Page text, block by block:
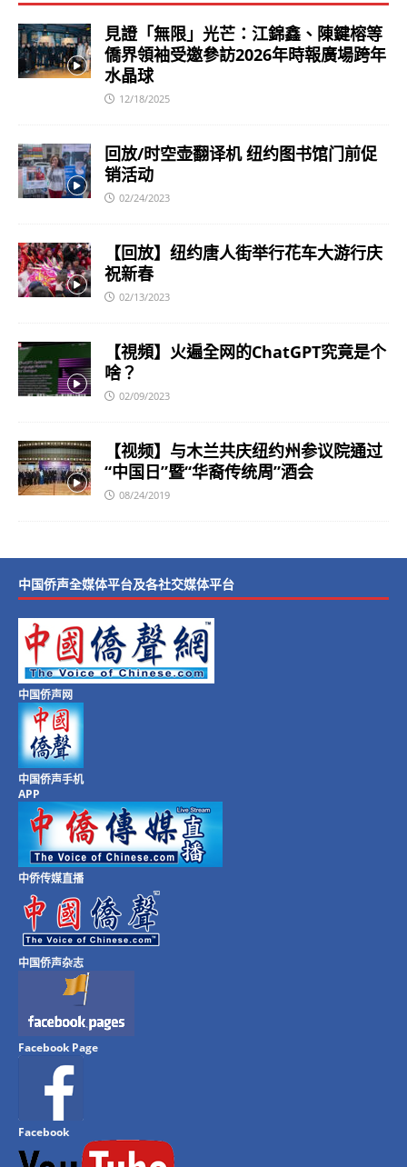
見證「無限」光芒：江錦鑫、陳鍵榕等
僑界領袖受邀參訪2026年時報廣場跨年
水晶球
12/18/2025
回放/时空壶翻译机 纽约图书馆门前促
销活动
02/24/2023
【回放】纽约唐人街举行花车大游行庆
祝新春
02/13/2023
【視頻】火遍全网的ChatGPT究竟是个
啥？
02/09/2023
【视频】与木兰共庆纽约州参议院通过
“中国日”暨“华裔传统周”酒会
08/24/2019
中国侨声全媒体平台及各社交媒体平台
中国侨声网
中国侨声手机
APP
中侨传媒直播
中国侨声杂志
Facebook Page
Facebook